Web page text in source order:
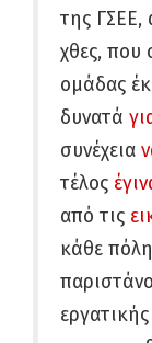
της ΓΣΕΕ,
χθες, που
ομάδας
δυνατά
συνέχεια
τέλος
από τις
κάθε